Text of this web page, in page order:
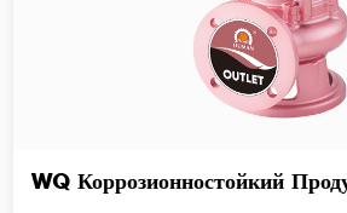
WQ Коррозионностойкий